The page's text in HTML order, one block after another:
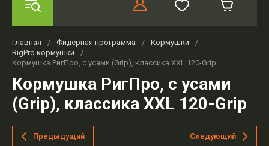
Главная / Фидерная программа / Кормушки
/
RigPro кормушки
/
Кормушка РигПро, с усами (Grip), классика XXL 120-Grip
Кормушка РигПро, с усами
(Grip), классика XXL 120-Grip
Предыдущий Следующий